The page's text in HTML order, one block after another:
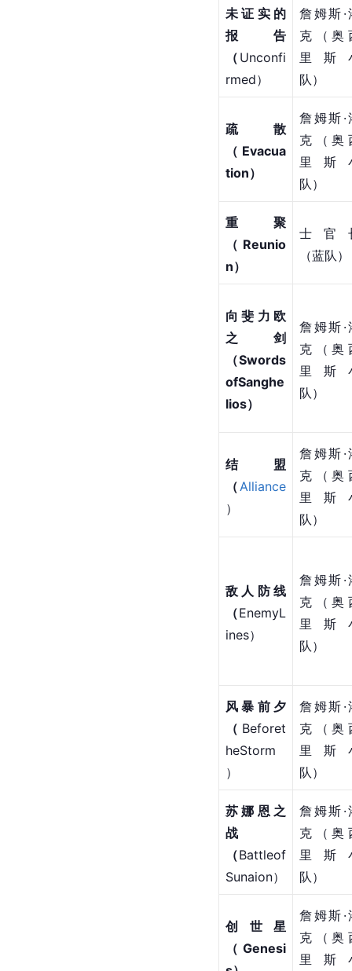
未证实的
报告
（ Unconfi
rmed）
詹姆斯·
克（奥
里斯
队）
疏散
（Evacua
tion）
詹姆斯·
克（奥
里斯
队）
重聚
（Reunio
n）
士官
（蓝队）
向斐力欧
之剑
（Swords
ofSanghe
lios）
詹姆斯·
克（奥
里斯
队）
结盟
（ Alliance
）
詹姆斯·
克（奥
里斯
队）
敌人防线
（EnemyL
ines）
詹姆斯·
克（奥
里斯
队）
风暴前夕
（ Beforet
heStorm
）
詹姆斯·
克（奥
里斯
队）
苏娜恩之
战
（Battleof
Sunaion）
詹姆斯·
克（奥
里斯
队）
创世星
（Genesi
詹姆斯·
克（奥
里斯